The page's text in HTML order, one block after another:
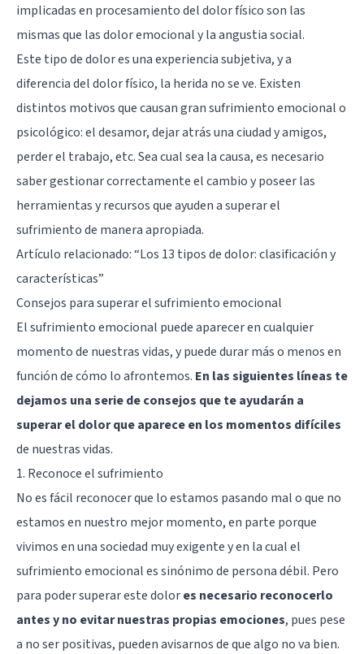
implicadas en procesamiento del dolor físico son las
mismas que las dolor emocional y la angustia social.
Este tipo de dolor es una experiencia subjetiva, y a
diferencia del dolor físico, la herida no se ve. Existen
distintos motivos que causan gran sufrimiento emocional o
psicológico: el desamor, dejar atrás una ciudad y amigos,
perder el trabajo, etc. Sea cual sea la causa, es necesario
saber gestionar correctamente el cambio y poseer las
herramientas y recursos que ayuden a superar el
sufrimiento de manera apropiada.
Artículo relacionado: “Los 13 tipos de dolor: clasificación y
características”
Consejos para superar el sufrimiento emocional
El sufrimiento emocional puede aparecer en cualquier
momento de nuestras vidas, y puede durar más o menos en
función de cómo lo afrontemos. En las siguientes líneas te
dejamos una serie de consejos que te ayudarán a
superar el dolor que aparece en los momentos difíciles
de nuestras vidas.
1. Reconoce el sufrimiento
No es fácil reconocer que lo estamos pasando mal o que no
estamos en nuestro mejor momento, en parte porque
vivimos en una sociedad muy exigente y en la cual el
sufrimiento emocional es sinónimo de persona débil. Pero
para poder superar este dolores necesario reconocerlo
antes y no evitar nuestras propias emociones, pues pese
a no ser positivas, pueden avisarnos de que algo no va bien.